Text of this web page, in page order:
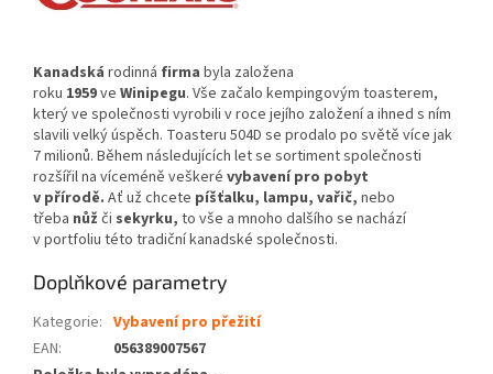
Kanadská rodinná firma byla založena
roku 1959ve Winipegu. Vše začalo kempingovým toasterem,
který ve společnosti vyrobili v roce jejího založení a ihned s ním
slavili velký úspěch. Toasteru 504D se prodalo po světě více jak
7 milionů. Během následujících let se sortiment společnosti
rozšířil na víceméně veškeré vybavení pro pobyt
v přírodě. Ať už chcete píšťalku, lampu, vařič, nebo
třeba nůž či sekyrku, to vše a mnoho dalšího se nachází
v portfoliu této tradiční kanadské společnosti.
Doplňkové parametry
Kategorie: Vybavení pro přežití
EAN:
056389007567